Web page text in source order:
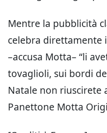
Mentre la pubblicità
celebra direttamente
–accusa Motta– “li
tovaglioli, sui bordi
Natale non riuscirete
Panettone Motta